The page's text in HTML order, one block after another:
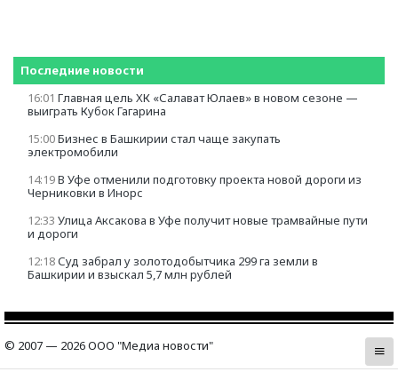
Последние новости
16:01 Главная цель ХК «Салават Юлаев» в новом сезоне —
выиграть Кубок Гагарина
15:00Бизнес в Башкирии стал чаще закупать
электромобили
14:19В Уфе отменили подготовку проекта новой дороги из
Черниковки в Инорс
12:33 Улица Аксакова в Уфе получит новые трамвайные пути
и дороги
12:18Суд забрал у золотодобытчика 299 га земли в
Башкирии и взыскал 5,7 млн рублей
© 2007 — 2026 ООО "Медиа новости"